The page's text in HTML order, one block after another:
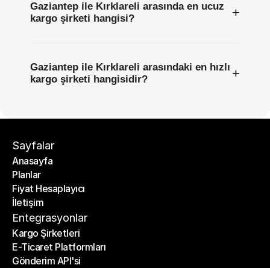
Gaziantep ile Kırklareli arasında en ucuz
kargo şirketi hangisi?
+
Gaziantep ile Kırklareli arasındaki en hızlı
kargo şirketi hangisidir?
+
Sayfalar
Anasayfa
Anasayfa
Planlar
Planlar
Fiyat Hesaplayıcı
Fiyat Hesaplayıcı
İletişim
İletişim
Entegrasyonlar
Kargo Şirketleri
Kargo Şirketleri
E-Ticaret Platformları
E-Ticaret Platformları
Gönderim API'si